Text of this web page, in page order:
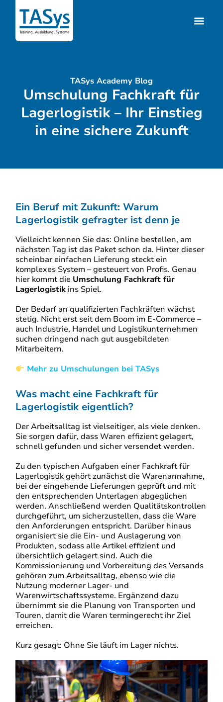
TASys Academy Blog
Umschulung Fachkraft für
Lagerlogistik – Ihr Einstieg
in eine sichere Zukunft
Ein Beruf mit Zukunft: Warum
Lagerlogistik gefragter ist denn je
Vielleicht kennen Sie das: Online bestellen, am
nächsten Tag ist das Paket schon da. Hinter dieser
scheinbar einfachen Lieferung steckt ein
komplexes System – gesteuert von Profis. Genau
hier kommt die Umschulung Fachkraft für
Lagerlogistik ins Spiel.
Der Bedarf an qualifizierten Fachkräften wächst
stetig. Nicht erst seit dem Boom im E-Commerce –
auch Industrie, Handel und Logistikunternehmen
suchen dringend nach gut ausgebildeten
Mitarbeitern.
Mehr zu Umschulungen bei TASys
Was macht eine Fachkraft für
Lagerlogistik eigentlich?
Der Arbeitsalltag ist vielseitiger, als viele denken.
Sie sorgen dafür, dass Waren effizient gelagert,
schnell gefunden und sicher versendet werden.
Zu den typischen Aufgaben einer Fachkraft für
Lagerlogistik gehört zunächst die Warenannahme,
bei der eingehende Lieferungen geprüft und mit
den entsprechenden Unterlagen abgeglichen
werden. Anschließend werden Qualitätskontrollen
durchgeführt, um sicherzustellen, dass die Ware
den Anforderungen entspricht. Darüber hinaus
organisiert sie die Ein- und Auslagerung von
Produkten, sodass alle Artikel effizient und
übersichtlich gelagert sind. Auch die
Kommissionierung und Vorbereitung des Versands
gehören zum Arbeitsalltag, ebenso wie die
Nutzung moderner Lager- und
Warenwirtschaftssysteme. Ergänzend dazu
übernimmt sie die Planung von Transporten und
Touren, damit die Waren termingerecht ihr Ziel
erreichen.
Kurz gesagt: Ohne Sie läuft im Lager nichts.